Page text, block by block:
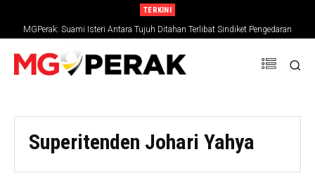
TERKINI
MGPerak: Suami Isteri Antara Tujuh Ditahan Terlibat Sindiket Pengedaran
Dadah, Rampasan RM794,827
Superitenden Johari Yahya